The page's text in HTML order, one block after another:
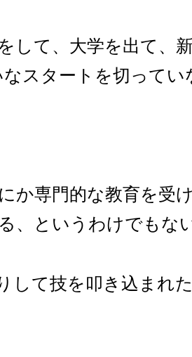
して、大学を出て、
スタートを切ってい
か専門的な教育を受
、というわけでもな
して技を叩き込まれ